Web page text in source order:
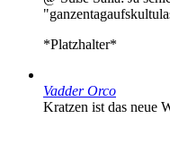
*Platzhalter*
Vadder Orco
Kratzen ist das neue